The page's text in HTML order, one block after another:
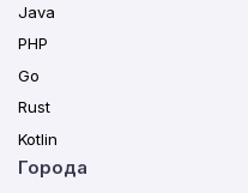
Java
PHP
Go
Rust
Kotlin
Города